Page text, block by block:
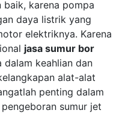
baik, karena pompa
daya listrik yang
elektriknya. Karena
jasa sumur bor
dalam keahlian dan
alat-alat
penting dalam
sumur jet